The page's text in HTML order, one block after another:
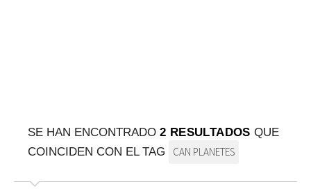
SE HAN ENCONTRADO 2 RESULTADOS QUE
COINCIDEN CON EL TAG
CAN PLANETES